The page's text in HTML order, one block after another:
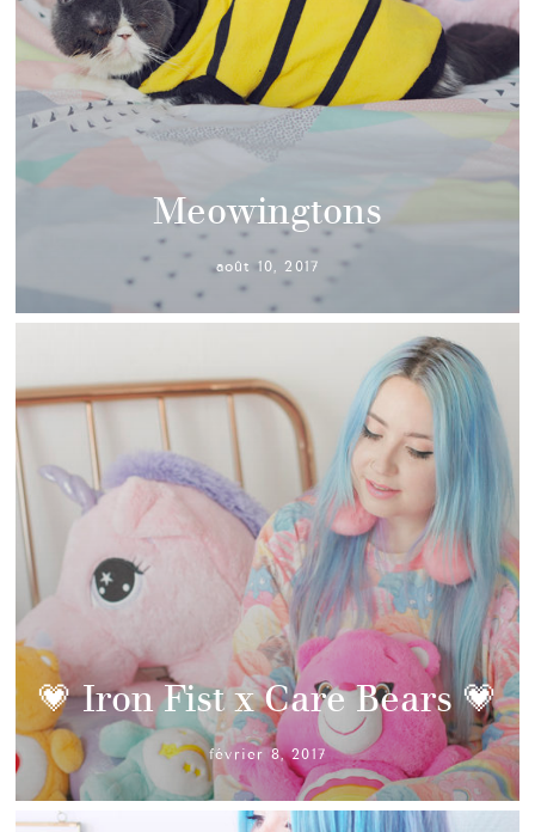
Meowingtons
août 10, 2017
💗 Iron Fist x Care Bears 💗
février 8, 2017